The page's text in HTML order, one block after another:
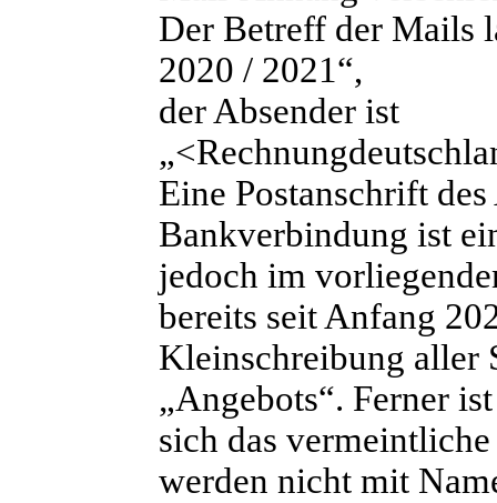
Der Betreff der Mails
2020 / 2021“,
der Absender ist
Eine Postanschrift
Bankverbindung ist
jedoch im
bereits seit Anfang
Kleinschreibung aller
„Angebots“. Ferner
sich das
werden nicht mit